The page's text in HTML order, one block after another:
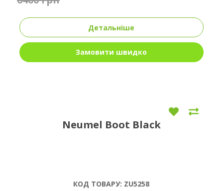
Детальніше
Замовити швидко
Neumel Boot Black
КОД ТОВАРУ: ZU5258